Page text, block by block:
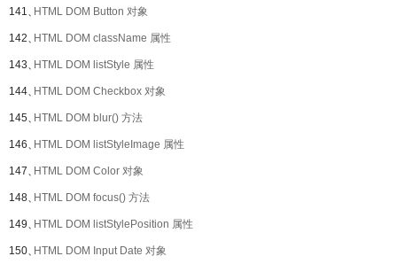
141、HTML DOM Button 对象
142、HTML DOM className 属性
143、HTML DOM listStyle 属性
144、HTML DOM Checkbox 对象
145、HTML DOM blur() 方法
146、HTML DOM listStyleImage 属性
147、HTML DOM Color 对象
148、HTML DOM focus() 方法
149、HTML DOM listStylePosition 属性
150、HTML DOM Input Date 对象